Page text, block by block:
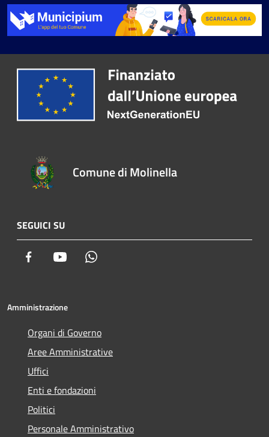
Comune di Molinella
SEGUICI SU
Facebook Youtube
Amministrazione
Organi di Governo
Aree Amministrative
Uffici
Enti e fondazioni
Politici
Personale Amministrativo